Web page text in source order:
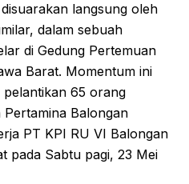
langsung oleh
dalam sebuah
di Gedung Pertemuan
Barat. Momentum ini
65 orang
Balongan
PT KPI RU VI Balongan
pada Sabtu pagi, 23 Mei